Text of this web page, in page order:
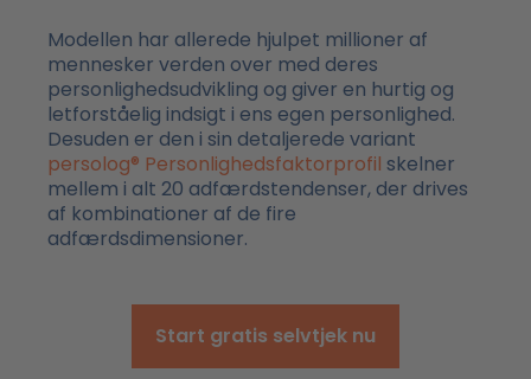
Modellen har allerede hjulpet millioner af
mennesker verden over med deres
personlighedsudvikling og giver en hurtig og
letforståelig indsigt i ens egen personlighed.
Desuden er den i sin detaljerede variant
persolog® Personlighedsfaktorprofil skelner
mellem i alt 20 adfærdstendenser, der drives
af kombinationer af de fire
adfærdsdimensioner.
Start gratis selvtjek nu